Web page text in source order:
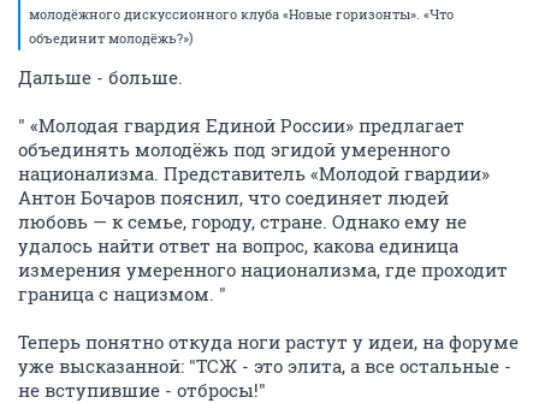
молодёжного дискуссионного клуба «Новые горизонты». «Что
объединит молодёжь?»)
Дальше - больше.
" «Молодая гвардия Единой России» предлагает
объединять молодёжь под эгидой умеренного
национализма. Представитель «Молодой гвардии»
Антон Бочаров пояснил, что соединяет людей
любовь — к семье, городу, стране. Однако ему не
удалось найти ответ на вопрос, какова единица
измерения умеренного национализма, где проходит
граница с нацизмом. "
Теперь понятно откуда ноги растут у идеи, на форуме
уже высказанной: "ТСЖ - это элита, а все остальные -
не вступившие - отбросы!"